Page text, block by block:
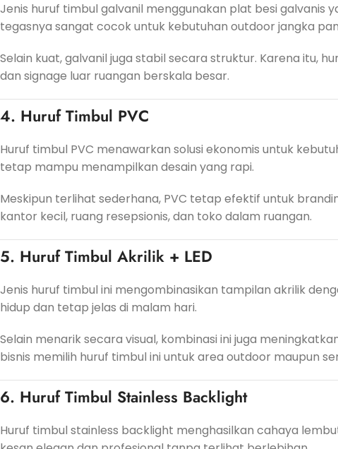
Jenis huruf timbul galvanil menggunakan plat besi galvanis
tegasnya sangat cocok untuk kebutuhan outdoor jangka
Selain kuat, galvanil juga stabil secara struktur. Karena itu,
dan signage luar ruangan berskala besar.
4. Huruf Timbul PVC
Huruf timbul PVC menawarkan solusi ekonomis untuk
tetap mampu menampilkan desain yang rapi.
Meskipun terlihat sederhana, PVC tetap efektif untuk
kantor kecil, ruang resepsionis, dan toko dalam ruangan.
5. Huruf Timbul Akrilik + LED
Jenis huruf timbul ini mengombinasikan tampilan akrilik
hidup dan tetap jelas di malam hari.
Selain menarik secara visual, kombinasi ini juga
bisnis memilih huruf timbul ini untuk area outdoor maupun
6. Huruf Timbul Stainless Backlight
Huruf timbul stainless backlight menghasilkan cahaya